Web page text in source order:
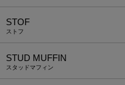
STOF
ストフ
STUD MUFFIN
スタッドマフィン